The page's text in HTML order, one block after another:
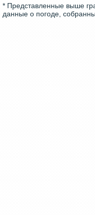
* Представленные выше
данные о погоде,